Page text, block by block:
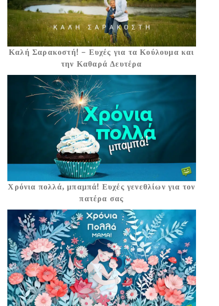
Καλή Σαρακοστή! – Ευχές για τα Κούλουμα και
την Καθαρά Δευτέρα
Χρόνια πολλά, μπαμπά! Ευχές γενεθλίων για τον
πατέρα σας